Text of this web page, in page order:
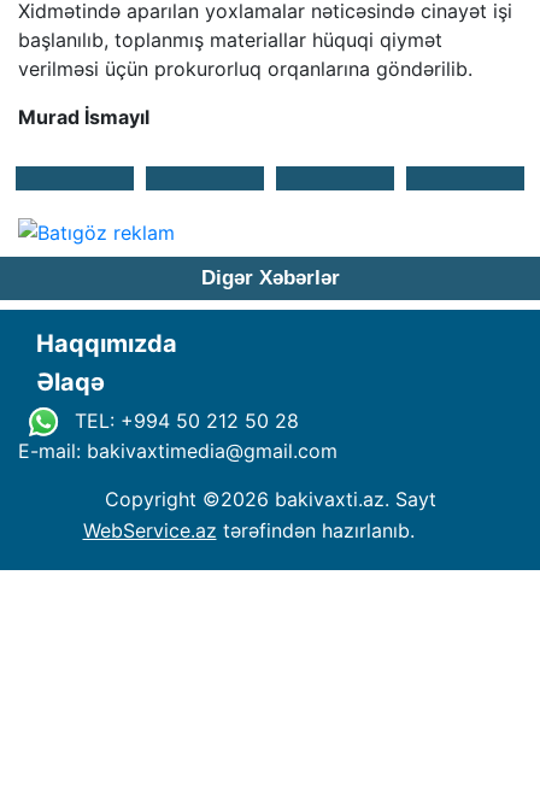
Xidmətində aparılan yoxlamalar nəticəsində cinayət işi
başlanılıb, toplanmış materiallar hüquqi qiymət
verilməsi üçün prokurorluq orqanlarına göndərilib.
Murad İsmayıl
Digər Xəbərlər
Haqqımızda
Əlaqə
TEL: +994 50 212 50 28
E-mail: bakivaxtimedia@gmail.com
Copyright ©2026 bakivaxti.az. Sayt
WebService.az tərəfindən hazırlanıb.